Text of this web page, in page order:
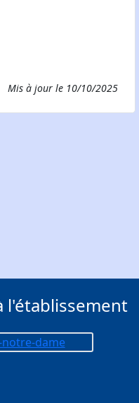
Mis à jour le 10/10/2025
l'établissement